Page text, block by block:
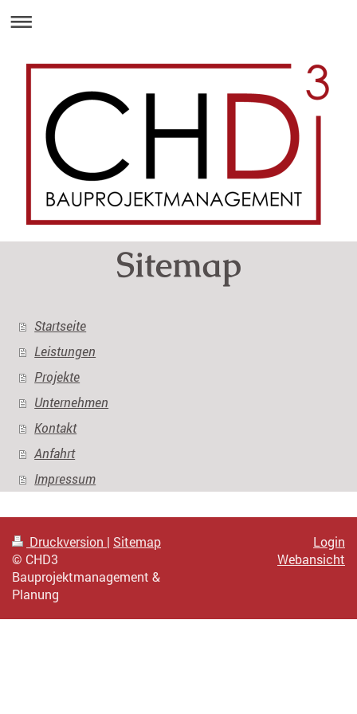
Sitemap
Startseite
Leistungen
Projekte
Unternehmen
Kontakt
Anfahrt
Impressum
Druckversion | Sitemap
© CHD3
Bauprojektmanagement &
Planung
Login
Webansicht